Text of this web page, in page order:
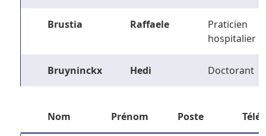
Brustia Raffaele
Praticien
hospitalier
Bruyninckx Hedi Doctorant
Nom Prénom Poste